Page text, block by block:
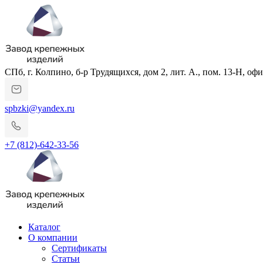
СПб, г. Колпино, б-р Трудящихся, дом 2, лит. А., пом. 13-Н,
spbzki@yandex.ru
+7 (812)-642-33-56
Каталог
О компании
Сертификаты
Статьи